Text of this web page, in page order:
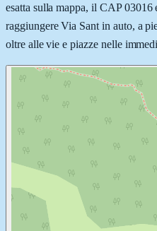
esatta sulla mappa, il CAP
raggiungere Via Sant in auto, a
oltre alle vie e piazze nelle